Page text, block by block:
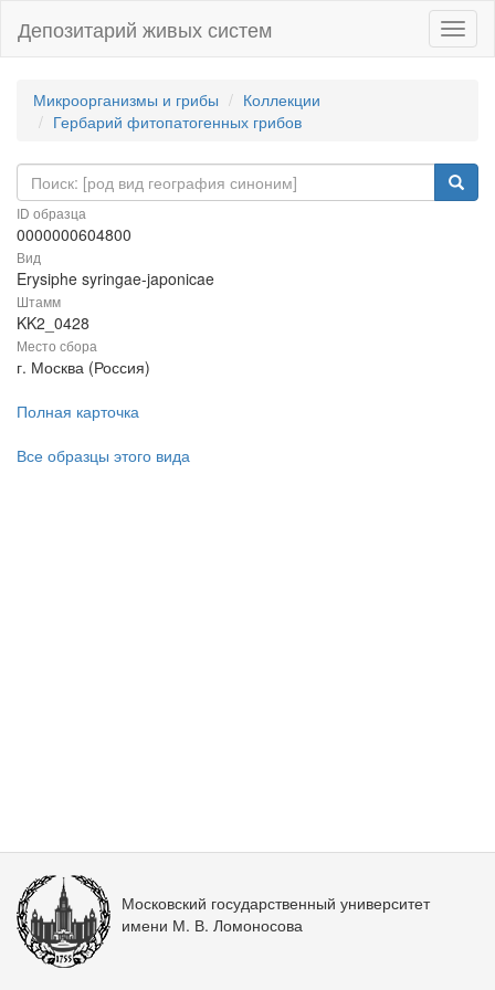
Депозитарий живых систем
Микроорганизмы и грибы
Коллекции
Гербарий фитопатогенных грибов
ID образца
0000000604800
Вид
Erysiphe syringae-japonicae
Штамм
KK2_0428
Место сбора
г. Москва (Россия)
Полная карточка
Все образцы этого вида
Московский государственный университет
имени М. В. Ломоносова